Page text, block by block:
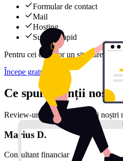
Formular de contact
Mail
Hosting
Support rapid
Pentru cei care vor un site care
Începe gratuit
Ce spun clienții noștri
Review-uri reale de la clienții noștri
Marius D.
Consultant financiar